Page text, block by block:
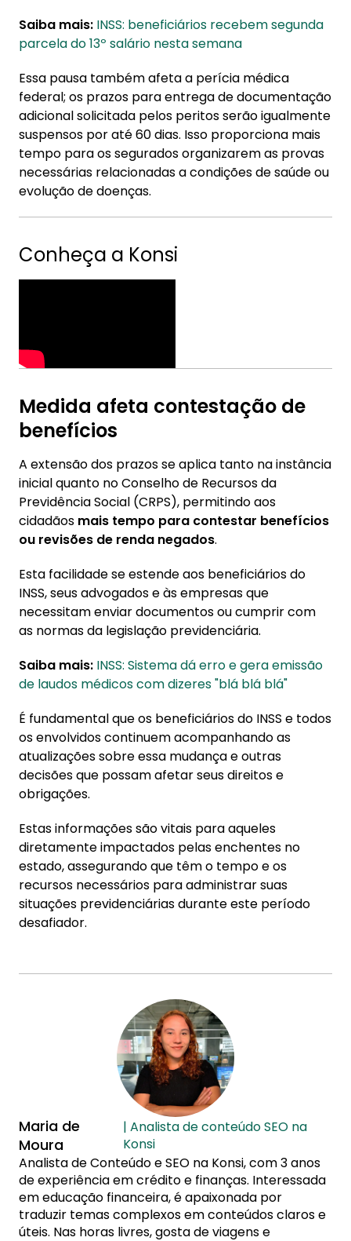
Saiba mais: INSS: beneficiários recebem segunda
parcela do 13º salário nesta semana
Essa pausa também afeta a perícia médica
federal; os prazos para entrega de documentação
adicional solicitada pelos peritos serão igualmente
suspensos por até 60 dias. Isso proporciona mais
tempo para os segurados organizarem as provas
necessárias relacionadas a condições de saúde ou
evolução de doenças.
Conheça a Konsi
Medida afeta contestação de
benefícios
A extensão dos prazos se aplica tanto na instância
inicial quanto no Conselho de Recursos da
Previdência Social (CRPS), permitindo aos
cidadãos mais tempo para contestar benefícios
ou revisões de renda negados.
Esta facilidade se estende aos beneficiários do
INSS, seus advogados e às empresas que
necessitam enviar documentos ou cumprir com
as normas da legislação previdenciária.
Saiba mais: INSS: Sistema dá erro e gera emissão
de laudos médicos com dizeres "blá blá blá"
É fundamental que os beneficiários do INSS e todos
os envolvidos continuem acompanhando as
atualizações sobre essa mudança e outras
decisões que possam afetar seus direitos e
obrigações.
Estas informações são vitais para aqueles
diretamente impactados pelas enchentes no
estado, assegurando que têm o tempo e os
recursos necessários para administrar suas
situações previdenciárias durante este período
desafiador.
Maria de
Moura
| Analista de conteúdo SEO na
Konsi
Analista de Conteúdo e SEO na Konsi, com 3 anos
de experiência em crédito e finanças. Interessada
em educação financeira, é apaixonada por
traduzir temas complexos em conteúdos claros e
úteis. Nas horas livres, gosta de viagens e